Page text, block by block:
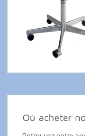
Où acheter